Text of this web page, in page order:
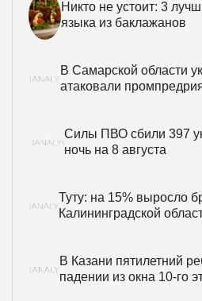
Никто не устоит: 3
языка из баклажанов
В Самарской области
атаковали
Силы ПВО сбили 397
ночь на 8 августа
Туту: на 15% выросло
Калининградской
В Казани пятилетний
падении из окна 10-го